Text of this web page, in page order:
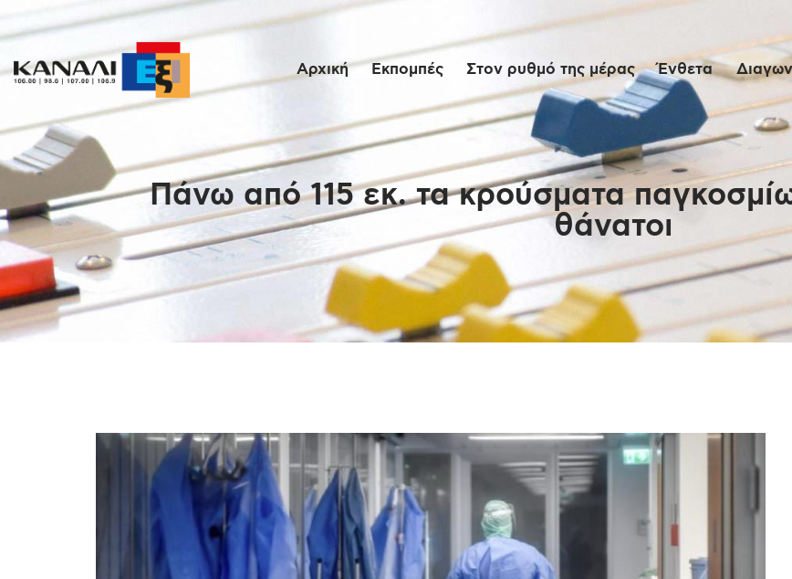
Αρχική Εκπομπές Στον ρυθμό της μέρας Ένθετα
Πάνω από 115 εκ. τα κρούσματα
θάνατοι
Αρχική
Εκπομπές
Στον ρυθμό της
μέρας
Ένθετα
Διαγωνισμοί/Live
Links
Επικοινωνία